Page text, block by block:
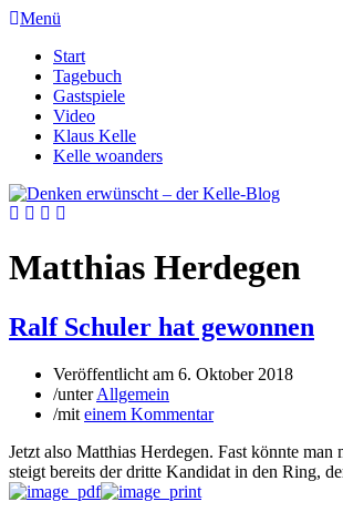
Menü
Start
Tagebuch
Gastspiele
Video
Klaus Kelle
Kelle woanders
Matthias Herdegen
Ralf Schuler hat gewonnen
Veröffentlicht am 6. Oktober 2018
/unterAllgemein
/mit einem Kommentar
Jetzt also Matthias Herdegen. Fast könnte
steigt bereits der dritte Kandidat in den Ring,